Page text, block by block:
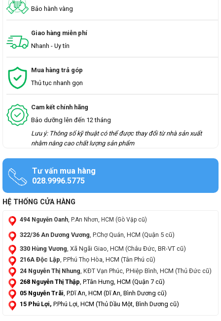
Bảo hành vàng
Giao hàng miễn phí
Nhanh - Uy tín
Mua hàng trả góp
Thủ tục nhanh gọn
Cam kết chính hãng
Bảo dưỡng lên đến 12 tháng
Lưu ý: Thông số kỹ thuật có thể được thay đổi từ nhà sản xuất
nhằm nâng cao chất lượng sản phẩm
Tư vấn mua hàng
028.9996.5775
HỆ THỐNG CỬA HÀNG
494 Nguyễn Oanh, P.An Nhơn, HCM (Gò Vập cũ)
322/36 An Dương Vương, P.Chợ Quán, HCM (Quận 5 cũ)
330 Hùng Vương , Xã Ngãi Giao, HCM (Châu Đức, BR-VT cũ)
216A Độc Lập, P.Phú Thọ Hòa, HCM (Tân Phú cũ)
24 Nguyễn Thị Nhung , KĐT Vạn Phúc, P.Hiệp Bình, HCM (Thủ Đức cũ)
268 Nguyễn Thị Thập, P.Tân Hưng, HCM (Quận 7 cũ)
05 Nguyễn Trãi , P.Dĩ An, HCM (Dĩ An, Bình Dương cũ)
15 Phú Lợi, P.Phú Lợi, HCM (Thủ Dầu Một, Bình Dương cũ)